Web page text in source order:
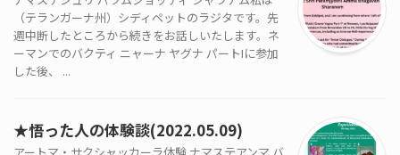
（テランガーナ州）シディペットのラジタです。先
週中断したところから続きをお話しいたします。ネ
ーマンでのバクティ ニャーナ ヤグナ パートIに参加
した後、 ...
★悟った人の体験談(2022.05.09)